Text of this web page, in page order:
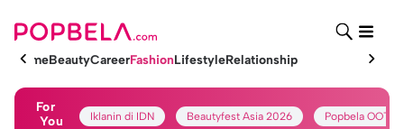
HomeBeautyCareerFashionLifestyleRelationship
For
You
Iklanin di IDN Beautyfest Asia 2026 Popbela OOTD